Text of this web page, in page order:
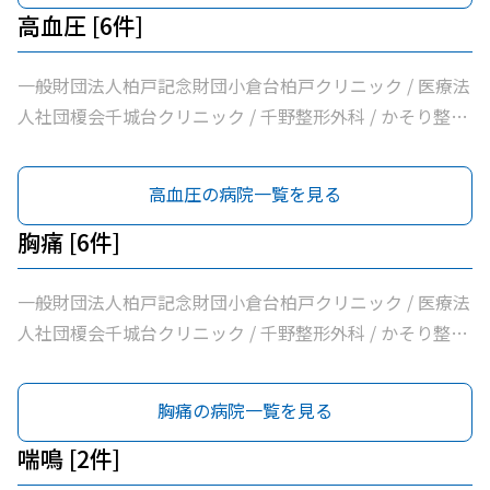
高血圧 [6件]
一般財団法人柏戸記念財団小倉台柏戸クリニック / 医療法
人社団榎会千城台クリニック / 千野整形外科 / かそり整形
千葉市桜木園
高血圧の病院一覧を見る
胸痛 [6件]
一般財団法人柏戸記念財団小倉台柏戸クリニック / 医療法
人社団榎会千城台クリニック / 千野整形外科 / かそり整形
千葉市桜木園
胸痛の病院一覧を見る
喘鳴 [2件]